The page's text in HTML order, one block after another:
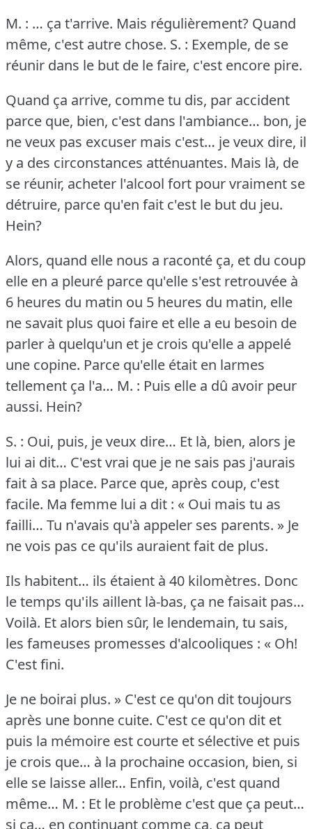
M. : … ça t'arrive. Mais régulièrement? Quand
même, c'est autre chose. S. : Exemple, de se
réunir dans le but de le faire, c'est encore pire.
Quand ça arrive, comme tu dis, par accident
parce que, bien, c'est dans l'ambiance… bon, je
ne veux pas excuser mais c'est… je veux dire, il
y a des circonstances atténuantes. Mais là, de
se réunir, acheter l'alcool fort pour vraiment se
détruire, parce qu'en fait c'est le but du jeu.
Hein?
Alors, quand elle nous a raconté ça, et du coup
elle en a pleuré parce qu'elle s'est retrouvée à
6 heures du matin ou 5 heures du matin, elle
ne savait plus quoi faire et elle a eu besoin de
parler à quelqu'un et je crois qu'elle a appelé
une copine. Parce qu'elle était en larmes
tellement ça l'a… M. : Puis elle a dû avoir peur
aussi. Hein?
S. : Oui, puis, je veux dire… Et là, bien, alors je
lui ai dit… C'est vrai que je ne sais pas j'aurais
fait à sa place. Parce que, après coup, c'est
facile. Ma femme lui a dit : « Oui mais tu as
failli… Tu n'avais qu'à appeler ses parents. » Je
ne vois pas ce qu'ils auraient fait de plus.
Ils habitent… ils étaient à 40 kilomètres. Donc
le temps qu'ils aillent là-bas, ça ne faisait pas…
Voilà. Et alors bien sûr, le lendemain, tu sais,
les fameuses promesses d'alcooliques : « Oh!
C'est fini.
Je ne boirai plus. » C'est ce qu'on dit toujours
après une bonne cuite. C'est ce qu'on dit et
puis la mémoire est courte et sélective et puis
je crois que… à la prochaine occasion, bien, si
elle se laisse aller… Enfin, voilà, c'est quand
même… M. : Et le problème c'est que ça peut…
si ça… en continuant comme ça, ça peut